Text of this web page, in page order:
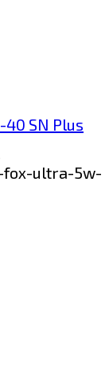
SN Plus
ultra-5w-